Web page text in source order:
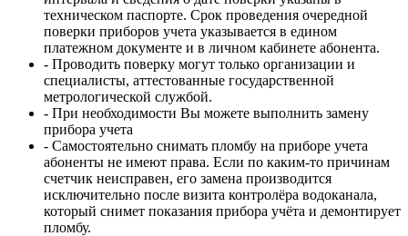
техническом паспорте. Срок проведения очередной
поверки приборов учета указывается в едином
платежном документе и в личном кабинете абонента.
- Проводить поверку могут только организации и
специалисты, аттестованные государственной
метрологической службой.
- При необходимости Вы можете выполнить замену
прибора учета
- Самостоятельно снимать пломбу на приборе учета
абоненты не имеют права. Если по каким-то причинам
счетчик неисправен, его замена производится
исключительно после визита контролёра водоканала,
который снимет показания прибора учёта и демонтирует
пломбу.